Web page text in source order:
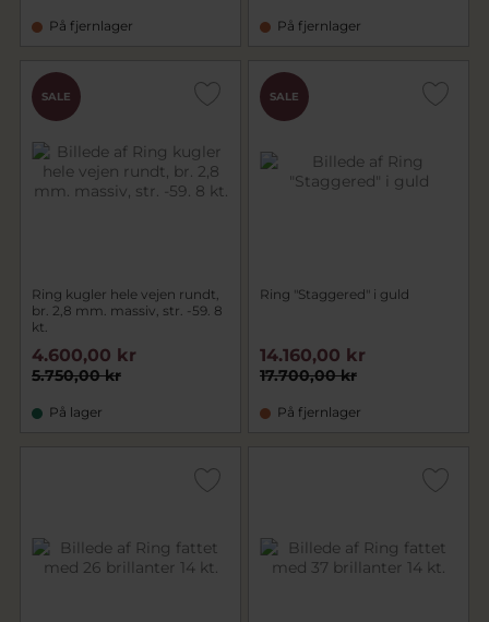
På fjernlager På fjernlager
SALE
Ring kugler hele vejen rundt,
br. 2,8 mm. massiv, str. -59. 8
kt.
5.750,00 kr
4.600,00 kr
På lager
SALE
Ring "Staggered" i guld
17.700,00 kr
14.160,00 kr
På fjernlager